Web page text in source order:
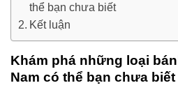
thể bạn chưa biết
Kết luận
Khám phá những loại
Nam có thể bạn chưa biết